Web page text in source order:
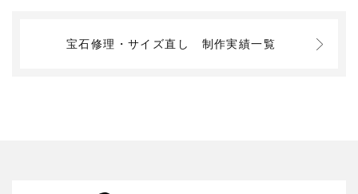
宝石修理・サイズ直し 制作実績一覧